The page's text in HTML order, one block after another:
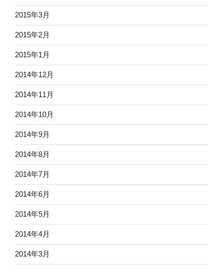
2015年3月
2015年2月
2015年1月
2014年12月
2014年11月
2014年10月
2014年9月
2014年8月
2014年7月
2014年6月
2014年5月
2014年4月
2014年3月